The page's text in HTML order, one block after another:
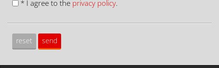
* I agree to the privacy policy.